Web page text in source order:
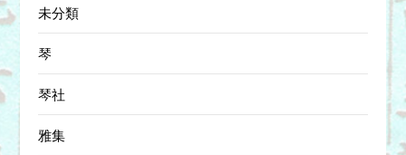
未分類
琴
琴社
雅集